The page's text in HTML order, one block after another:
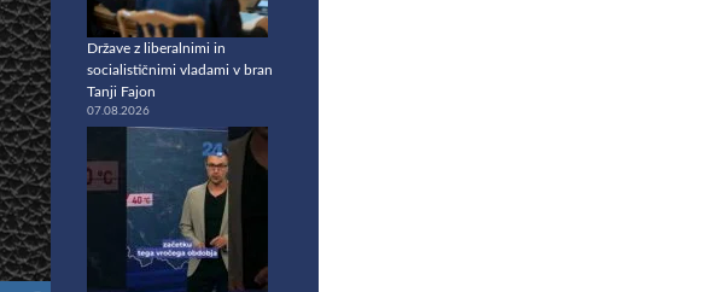
Države z liberalnimi in
socialističnimi vladami v bran
Tanji Fajon
07.08.2026